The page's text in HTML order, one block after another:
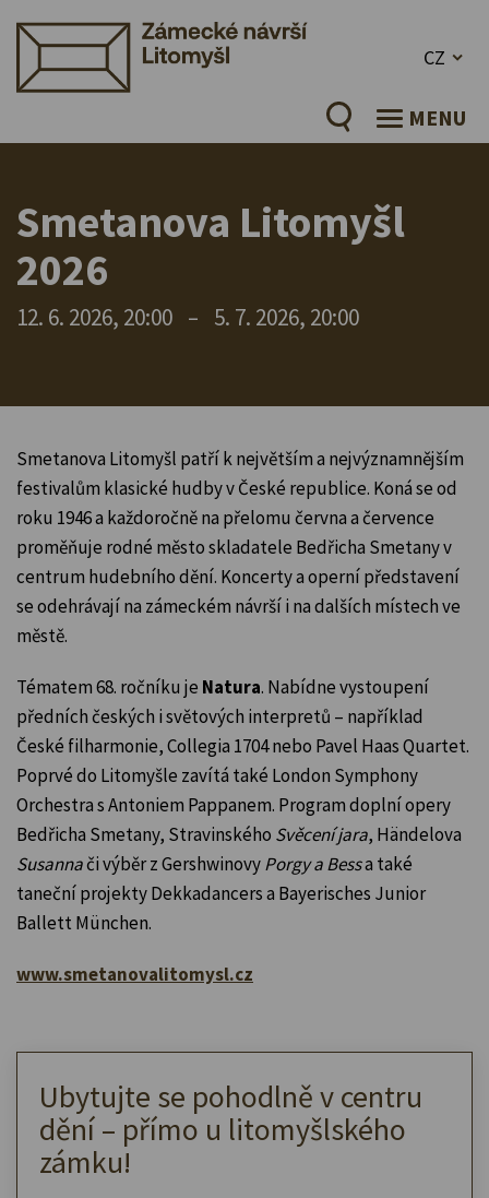
CZ
MENU
Smetanova Litomyšl
2026
12. 6. 2026, 20:00 – 5. 7. 2026, 20:00
Smetanova Litomyšl patří k největším a nejvýznamnějším
festivalům klasické hudby v České republice. Koná se od
roku 1946 a každoročně na přelomu června a července
proměňuje rodné město skladatele Bedřicha Smetany v
centrum hudebního dění. Koncerty a operní představení
se odehrávají na zámeckém návrší i na dalších místech ve
městě.
Tématem 68. ročníku je Natura. Nabídne vystoupení
předních českých i světových interpretů – například
České filharmonie, Collegia 1704 nebo Pavel Haas Quartet.
Poprvé do Litomyšle zavítá také London Symphony
Orchestra s Antoniem Pappanem. Program doplní opery
Bedřicha Smetany, Stravinského Svěcení jara, Händelova
Susannači výběr z GershwinovyPorgy a Bessa také
taneční projekty Dekkadancers a Bayerisches Junior
Ballett München.
www.smetanovalitomysl.cz
Ubytujte se pohodlně v centru
dění – přímo u litomyšlského
zámku!